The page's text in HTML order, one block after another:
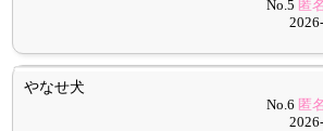
No.5 匿
やなせ犬
No.6 匿